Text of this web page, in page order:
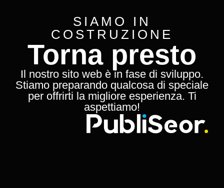
SIAMO IN
COSTRUZIONE
Torna presto
Il nostro sito web è in fase di sviluppo.
Stiamo preparando qualcosa di speciale
per offrirti la migliore esperienza. Ti
aspettiamo!